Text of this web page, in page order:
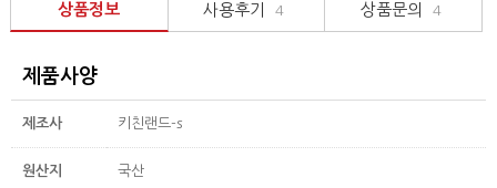
상품정보 사용후기 4 상품문의 4
제품사양
제조사 키친랜드-s
원산지 국산